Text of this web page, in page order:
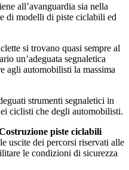
all’avanguardia sia nella
di modelli di piste ciclabili ed
si trovano quasi sempre al
un’adeguata segnaletica
agli automobilisti la massima
strumenti segnaletici in
ciclisti che degli automobilisti.
piste ciclabili
uscite dei percorsi riservati alle
le condizioni di sicurezza